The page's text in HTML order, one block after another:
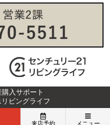
入サポート
ビングライフ
来店予約 メニュー